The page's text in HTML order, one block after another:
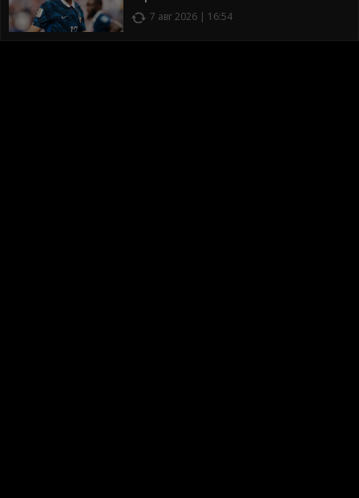
7 авг 2026 | 16:54